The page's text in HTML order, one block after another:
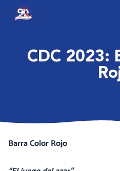
CDC 2023:
Barra Color Rojo